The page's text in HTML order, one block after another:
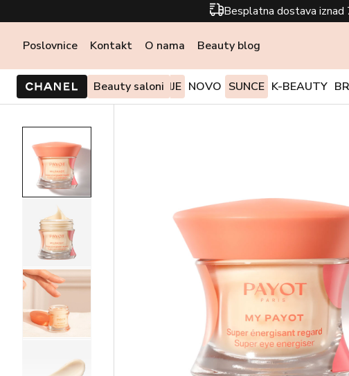
Besplatna dostava iznad
Poslovnice Kontakt O nama Beauty blog
Beauty saloni
PONUDE I AKCIJE NOVO SUNCE K-BEAUTY